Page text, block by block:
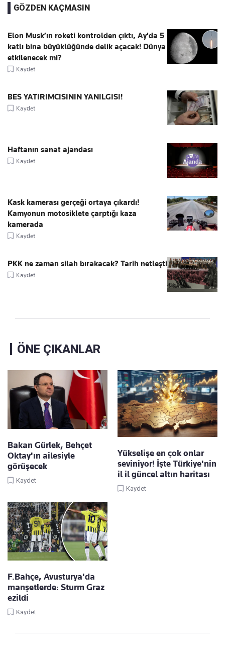
GÖZDEN KAÇMASIN
Elon Musk’ın roketi kontrolden çıktı, Ay'da 5
katlı bina büyüklüğünde delik açacak! Dünya
etkilenecek mi?
Kaydet
BES YATIRIMCISININ YANILGISI!
Kaydet
Haftanın sanat ajandası
Kaydet
Kask kamerası gerçeği ortaya çıkardı!
Kamyonun motosiklete çarptığı kaza
kamerada
Kaydet
PKK ne zaman silah bırakacak? Tarih netleşti
Kaydet
ÖNE ÇIKANLAR
Bakan Gürlek, Behçet
Oktay'ın ailesiyle
görüşecek
Kaydet
Yükselişe en çok onlar
seviniyor! İşte Türkiye'nin
il il güncel altın haritası
Kaydet
F.Bahçe, Avusturya'da
manşetlerde: Sturm Graz
ezildi
Kaydet